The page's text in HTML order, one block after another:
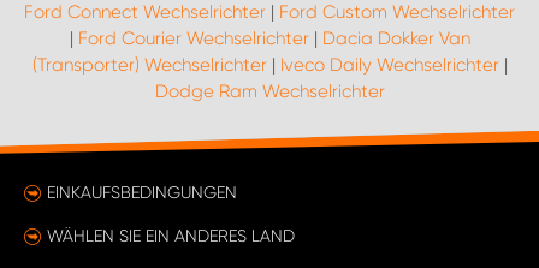
Ford Connect Wechselrichter | Ford Custom Wechselrichter
| Ford Courier Wechselrichter| Dacia Dokker Van
(Transporter) Wechselrichter| Iveco Daily Wechselrichter|
Dodge Ram Wechselrichter
EINKAUFSBEDINGUNGEN
WÄHLEN SIE EIN ANDERES LAND